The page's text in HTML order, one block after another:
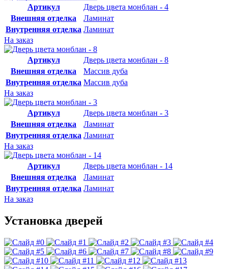
Артикул
Дверь цвета монблан - 4
Внешняя отделка
Ламинат
Внутренняя отделка Ламинат
На заказ
Артикул
Дверь цвета монблан - 8
Внешняя отделка
Массив дуба
Внутренняя отделка Массив дуба
На заказ
Артикул
Дверь цвета монблан - 3
Внешняя отделка
Ламинат
Внутренняя отделка Ламинат
На заказ
Артикул
Дверь цвета монблан - 14
Внешняя отделка
Ламинат
Внутренняя отделка Ламинат
На заказ
Установка дверей